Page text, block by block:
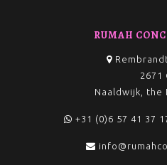
RUMAH
2671
Naaldwijk, the
+31 (0)6 57 41 37